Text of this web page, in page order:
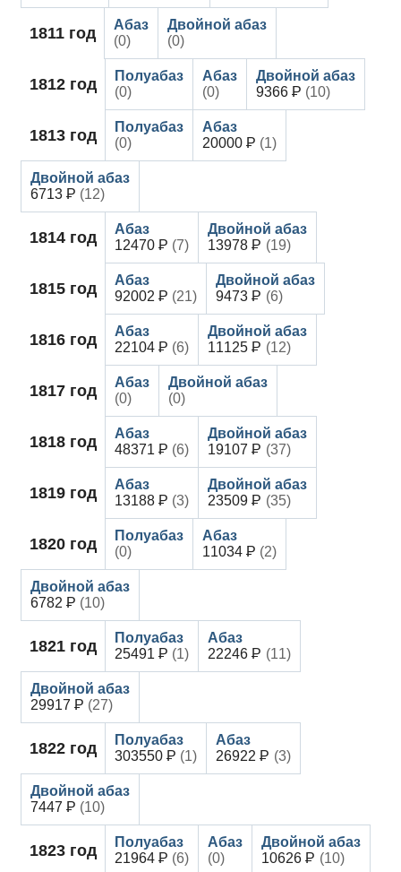
1811 год (0) (0)
1812 год (0) (0) 9366 (10)
1813 год (0) 20000 (1)
6713 (12)
1814 год 12470 (7) 13978 (19)
1815 год 92002 (21) 9473 (6)
1816 год 22104 (6) 11125 (12)
1817 год (0) (0)
1818 год 48371 (6) 19107 (37)
1819 год 13188 (3) 23509 (35)
1820 год (0) 11034 (2)
6782 (10)
1821 год 25491 (1) 22246 (11)
29917 (27)
1822 год 303550 (1) 26922 (3)
7447 (10)
1823 год 21964 (6) (0) 10626 (10)